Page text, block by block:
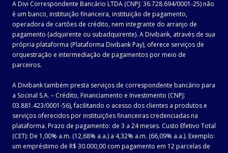
A Divi Correspondente Bancário LTDA (CNPJ: 36.728.694/0001-25) não
é um banco, instituição financeira, instituição de pagamento,
operadora de cartões de crédito, nem integrante do arranjo de
pagamento (adquirente ou subadquirente). A Divibank, através de sua
própria plataforma (Plataforma Divibank Pay), oferece serviços de
orquestração e intermediação de pagamentos por meio de
parceiros.
A Divibank também presta serviços de correspondente bancário para
a Socinal S.A. – Crédito, Financiamento e Investimento (CNPJ:
03.881.423/0001-56), facilitando o acesso dos clientes a produtos e
serviços oferecidos por instituições financeiras credenciadas na
plataforma. Prazo de pagamento: de 3 a 24 meses. Custo Efetivo Total
(CET): De 1,00% a.m. (12,68% a.a.) a 4,32% a.m. (66,09% a.a.). Exemplo:
um empréstimo de R$ 30.000,00 com pagamento em 12 parcelas de